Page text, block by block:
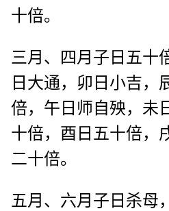
十倍。
三月、四月子日五十
日大通，卯日小吉，
倍，午日师自殃，未
十倍，酉日五十倍，
二十倍。
五月、六月子日杀母